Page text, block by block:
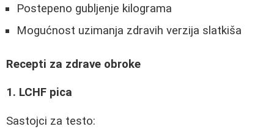
Postepeno gubljenje kilograma
Mogućnost uzimanja zdravih verzija slatkiša
Recepti za zdrave obroke
1. LCHF pica
Sastojci za testo: